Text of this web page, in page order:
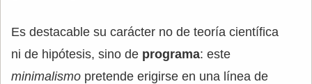
Es destacable su carácter no de teoría científica
ni de hipótesis, sino de programa: este
minimalismo pretende erigirse en una línea de